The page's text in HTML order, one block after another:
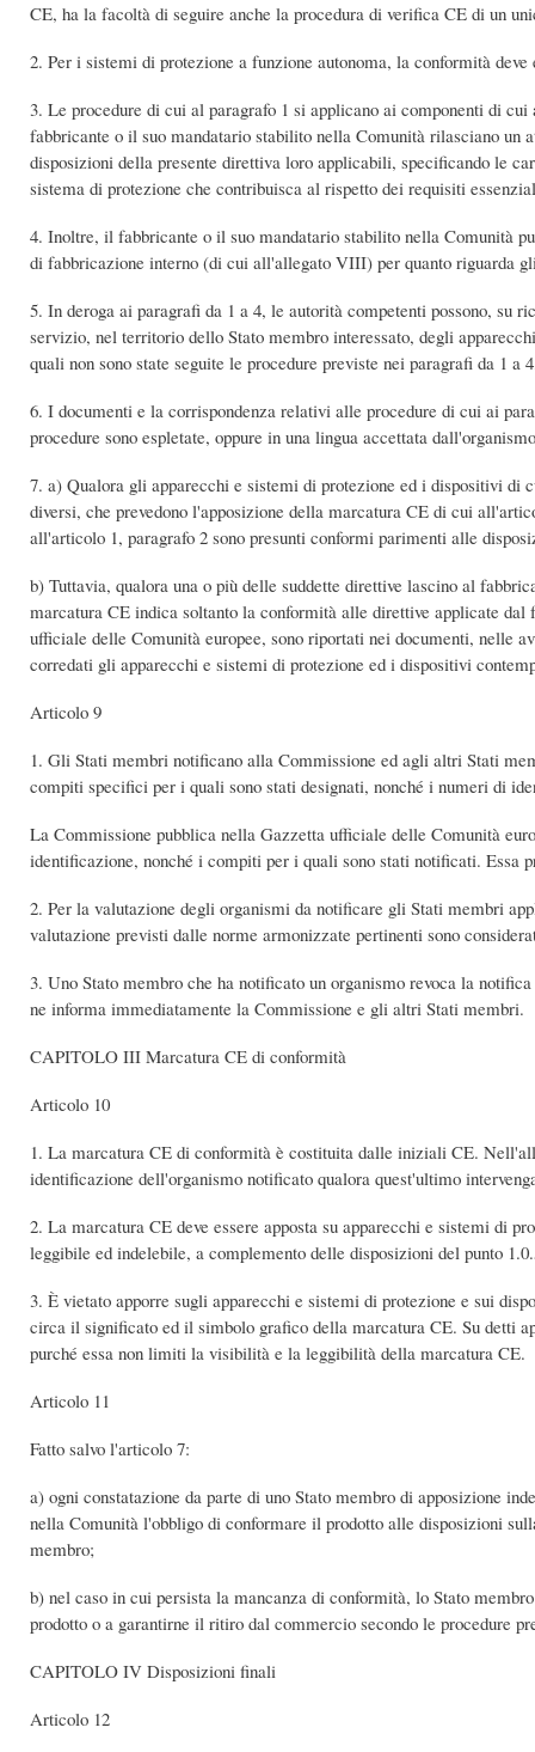
CE, ha la facoltà di seguire anche la procedura di verifica CE di un
2. Per i sistemi di protezione a funzione autonoma, la conformità
3. Le procedure di cui al paragrafo 1 si applicano ai componenti di
fabbricante o il suo mandatario stabilito nella Comunità rilasciano
disposizioni della presente direttiva loro applicabili, specificando le
sistema di protezione che contribuisca al rispetto dei requisiti
4. Inoltre, il fabbricante o il suo mandatario stabilito nella Comunità
di fabbricazione interno (di cui all'allegato VIII) per quanto riguarda
5. In deroga ai paragrafi da 1 a 4, le autorità competenti possono, su
servizio, nel territorio dello Stato membro interessato, degli
quali non sono state seguite le procedure previste nei paragrafi da 1
6. I documenti e la corrispondenza relativi alle procedure di cui ai
procedure sono espletate, oppure in una lingua accettata
7. a) Qualora gli apparecchi e sistemi di protezione ed i dispositivi
diversi, che prevedono l'apposizione della marcatura CE di cui
all'articolo 1, paragrafo 2 sono presunti conformi parimenti alle
b) Tuttavia, qualora una o più delle suddette direttive lascino al
marcatura CE indica soltanto la conformità alle direttive applicate
ufficiale delle Comunità europee, sono riportati nei documenti, nelle
corredati gli apparecchi e sistemi di protezione ed i dispositivi
Articolo 9
1. Gli Stati membri notificano alla Commissione ed agli altri Stati
compiti specifici per i quali sono stati designati, nonché i numeri di
La Commissione pubblica nella Gazzetta ufficiale delle Comunità
identificazione, nonché i compiti per i quali sono stati notificati. Essa
2. Per la valutazione degli organismi da notificare gli Stati membri
valutazione previsti dalle norme armonizzate pertinenti sono
3. Uno Stato membro che ha notificato un organismo revoca la
ne informa immediatamente la Commissione e gli altri Stati membri.
CAPITOLO III Marcatura CE di conformità
Articolo 10
1. La marcatura CE di conformità è costituita dalle iniziali CE.
identificazione dell'organismo notificato qualora quest'ultimo
2. La marcatura CE deve essere apposta su apparecchi e sistemi di
leggibile ed indelebile, a complemento delle disposizioni del punto
3. È vietato apporre sugli apparecchi e sistemi di protezione e sui
circa il significato ed il simbolo grafico della marcatura CE. Su detti
purché essa non limiti la visibilità e la leggibilità della marcatura CE.
Articolo 11
Fatto salvo l'articolo 7:
a) ogni constatazione da parte di uno Stato membro di apposizione
nella Comunità l'obbligo di conformare il prodotto alle disposizioni
membro;
b) nel caso in cui persista la mancanza di conformità, lo Stato
prodotto o a garantirne il ritiro dal commercio secondo le procedure
CAPITOLO IV Disposizioni finali
Articolo 12